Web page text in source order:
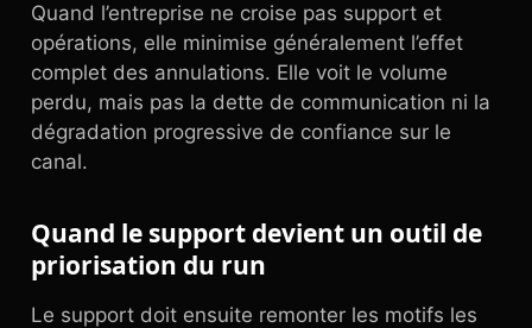
Quand l’entreprise ne croise pas support et
opérations, elle minimise généralement l’effet
complet des annulations. Elle voit le volume
perdu, mais pas la dette de communication ni la
dégradation progressive de confiance sur le
canal.
Quand le support devient un outil de
priorisation du run
Le support doit ensuite remonter les motifs les